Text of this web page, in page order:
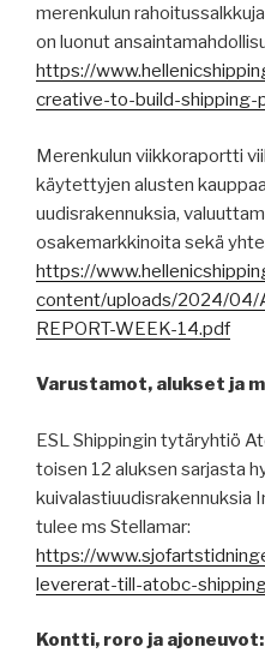
merenkulun
on luonut
https://
creative-to-build-shipping-
Merenkulun viikkoraportti
käytettyjen alusten
uudisrakennuksia,
osakemarkkinoita sekä
https://
content/uploads/2024/04/
REPORT-WEEK-14.pdf
Varustamot, alukset ja
ESL Shippingin tytäryhtiö
toisen 12 aluksen sarjasta
kuivalastiuudisrakennuksia
tulee ms Stellamar:
https://
levererat-till-atobc-
Kontti, roro ja ajoneuvot: